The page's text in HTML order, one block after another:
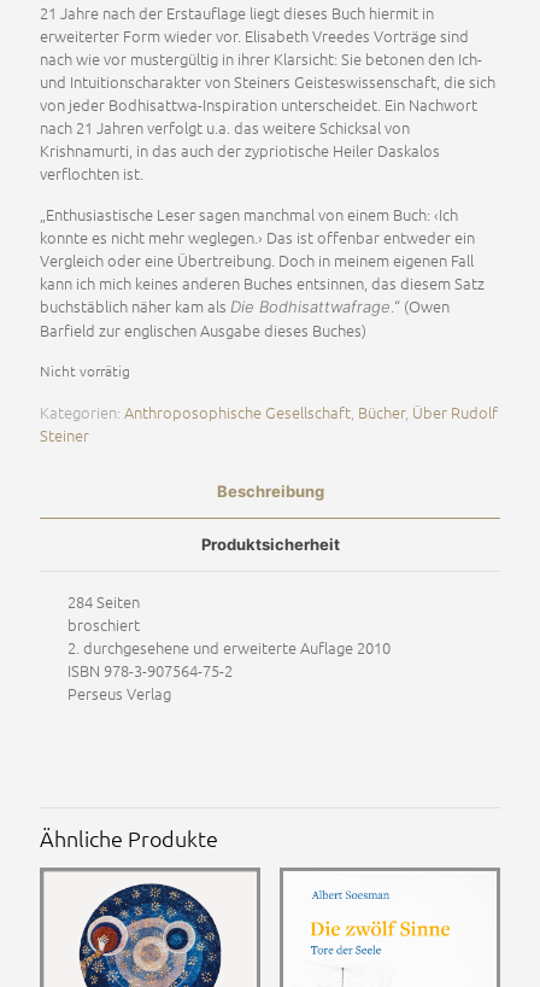
21 Jahre nach der Erstauflage liegt dieses Buch hiermit in
erweiterter Form wieder vor. Elisabeth Vreedes Vorträge sind
nach wie vor mustergültig in ihrer Klarsicht: Sie betonen den Ich-
und Intuitionscharakter von Steiners Geisteswissenschaft, die sich
von jeder Bodhisattwa-Inspiration unterscheidet. Ein Nachwort
nach 21 Jahren verfolgt u.a. das weitere Schicksal von
Krishnamurti, in das auch der zypriotische Heiler Daskalos
verflochten ist.
„Enthusiastische Leser sagen manchmal von einem Buch: ‹Ich
konnte es nicht mehr weglegen.› Das ist offenbar entweder ein
Vergleich oder eine Übertreibung. Doch in meinem eigenen Fall
kann ich mich keines anderen Buches entsinnen, das diesem Satz
buchstäblich näher kam als Die Bodhisattwafrage.“ (Owen
Barfield zur englischen Ausgabe dieses Buches)
Nicht vorrätig
Kategorien: Anthroposophische Gesellschaft, Bücher, Über Rudolf
Steiner
Beschreibung
Produktsicherheit
284 Seiten
broschiert
2. durchgesehene und erweiterte Auflage 2010
ISBN 978-3-907564-75-2
Perseus Verlag
Ähnliche Produkte